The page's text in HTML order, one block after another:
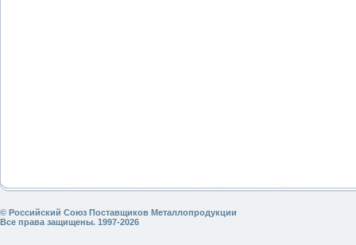
© Российский Союз Поставщиков Металлопродукции
Все права защищены. 1997-2026